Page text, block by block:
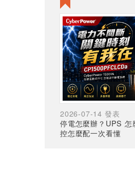
2026-07-14 發表
停電怎麼辦？UPS 怎
控怎麼配一次看懂